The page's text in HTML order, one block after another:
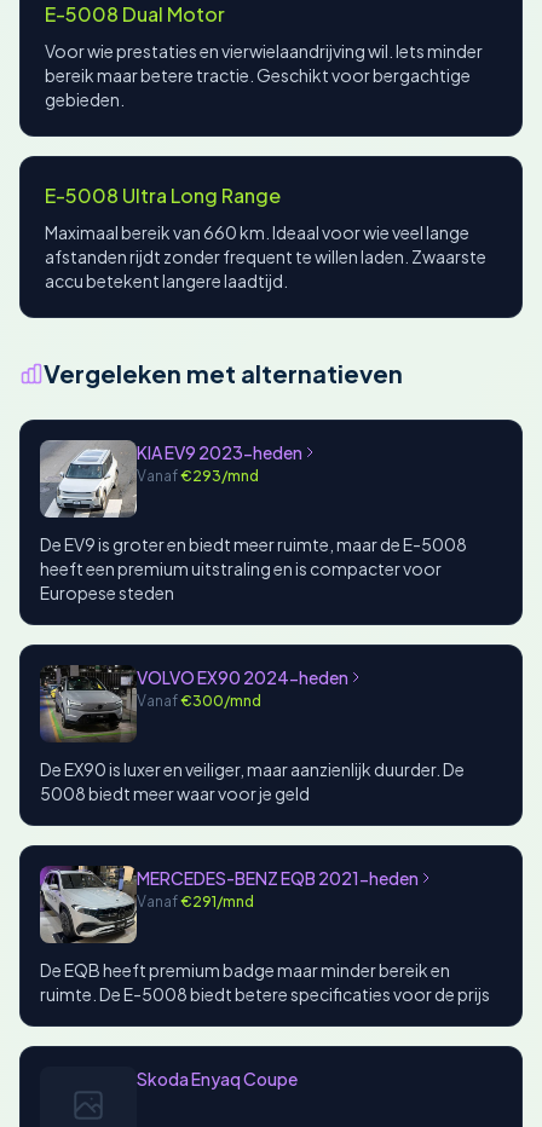
E-5008 Dual Motor
Voor wie prestaties en vierwielaandrijving wil. Iets minder
bereik maar betere tractie. Geschikt voor bergachtige
gebieden.
E-5008 Ultra Long Range
Maximaal bereik van 660 km. Ideaal voor wie veel lange
afstanden rijdt zonder frequent te willen laden. Zwaarste
accu betekent langere laadtijd.
Vergeleken met alternatieven
KIA EV9 2023-heden
Vanaf€293/mnd
De EV9 is groter en biedt meer ruimte, maar de E-5008
heeft een premium uitstraling en is compacter voor
Europese steden
VOLVO EX90 2024-heden
Vanaf€300/mnd
De EX90 is luxer en veiliger, maar aanzienlijk duurder. De
5008 biedt meer waar voor je geld
MERCEDES-BENZ EQB 2021-heden
Vanaf€291/mnd
De EQB heeft premium badge maar minder bereik en
ruimte. De E-5008 biedt betere specificaties voor de prijs
Skoda Enyaq Coupe